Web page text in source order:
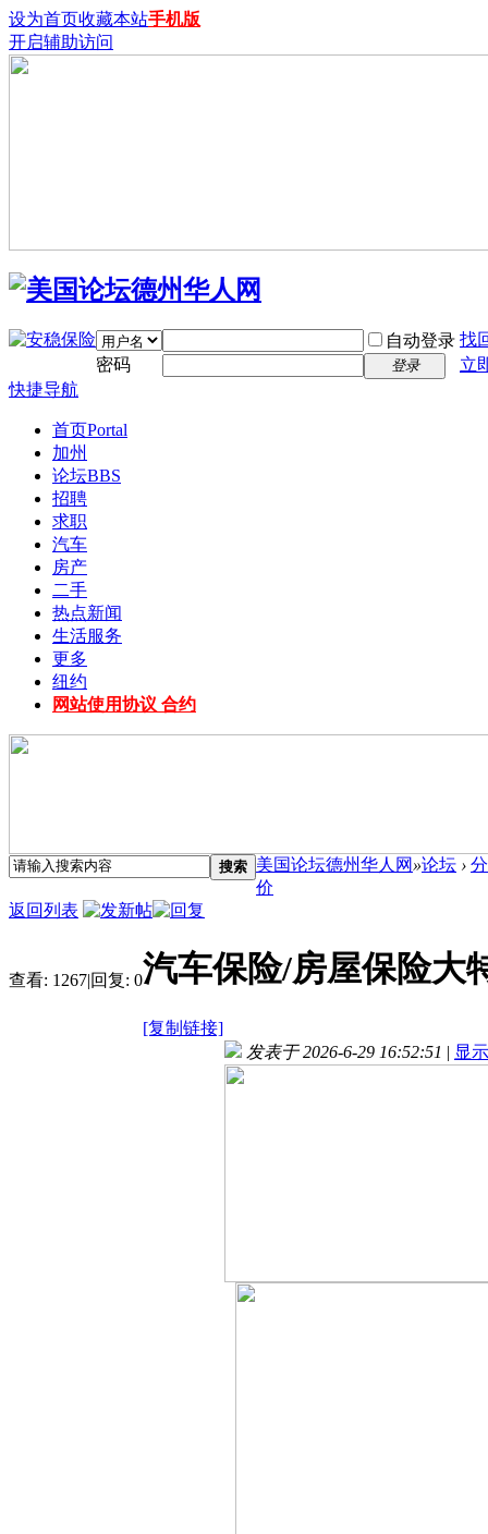
设为首页收藏本站手机版
开启辅助访问
自动登录 找
密码
登录
立
快捷导航
首页Portal
加州
论坛BBS
招聘
求职
汽车
房产
二手
热点新闻
生活服务
更多
纽约
网站使用协议 合约
搜索 美国论坛德州华人网 »论坛 ›
价
返回列表
查看: 1267|回复: 0汽车保险/房屋保险大
[复制链接]
发表于 2026-6-29 16:52:51 | 显